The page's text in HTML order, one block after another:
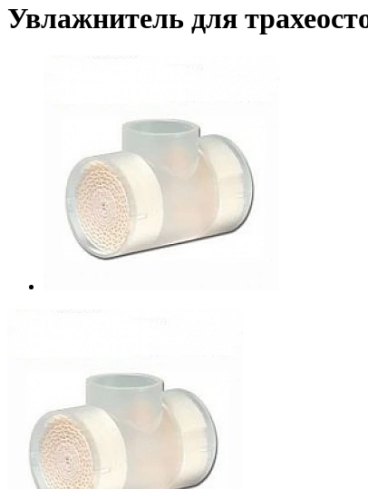
Увлажнитель для